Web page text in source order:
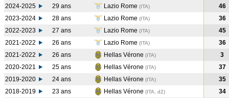
2024-2025
29 ans Lazio Rome (ITA)
46
2023-2024
28 ans Lazio Rome (ITA)
36
2022-2023
27 ans Lazio Rome (ITA)
45
2021-2022
26 ans Lazio Rome (ITA)
36
2021-2022
26 ans Hellas Vérone (ITA)
3
2020-2021
25 ans Hellas Vérone (ITA)
37
2019-2020
24 ans Hellas Vérone (ITA)
35
2018-2019
23 ans Hellas Vérone (ITA, d2)
34